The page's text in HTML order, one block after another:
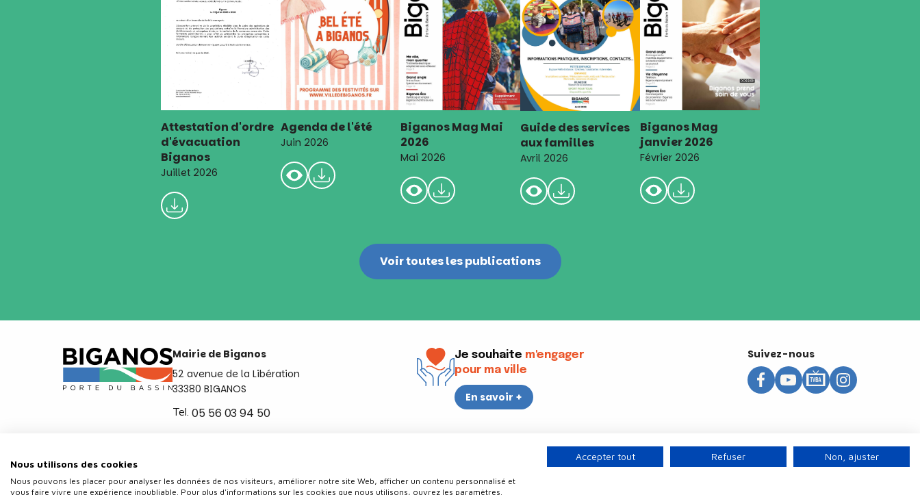
Attestation d'ordre
d'évacuation
Biganos
Juillet 2026
Agenda de l'été
Juin 2026
Biganos Mag Mai
2026
Mai 2026
Guide des services
aux familles
Avril 2026
Biganos Mag
janvier 2026
Février 2026
Voir toutes les publications
Mairie de Biganos
52 avenue de la Libération
33380 BIGANOS
Tel. 05 56 03 94 50
Je souhaite m'engager
pour ma ville
En savoir +
Suivez-nous
ContactPolitique de confidentialitéPlan du site
Nous utilisons des cookies
Nous pouvons les placer pour analyser les données de nos visiteurs, améliorer notre site Web, afficher un contenu personnalisé et
vous faire vivre une expérience inoubliable. Pour plus d'informations sur les cookies que nous utilisons, ouvrez les paramètres.
Accepter tout Refuser Non, ajuster